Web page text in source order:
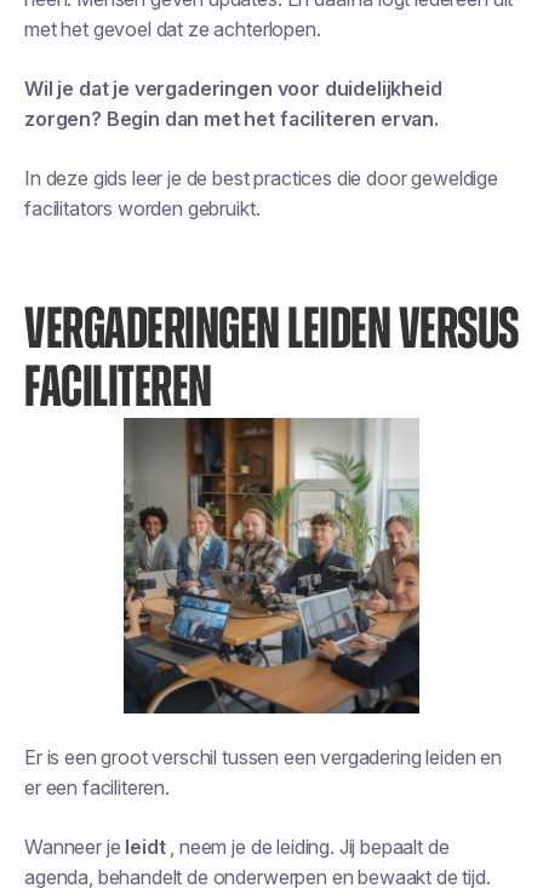
met het gevoel dat ze achterlopen.
Wil je dat je vergaderingen voor duidelijkheid
zorgen? Begin dan met het faciliteren ervan.
In deze gids leer je de best practices die door geweldige
facilitators worden gebruikt.
VERGADERINGEN LEIDEN VERSUS
FACILITEREN
Er is een groot verschil tussen een vergadering leiden en
er een faciliteren.
Wanneer je leidt, neem je de leiding. Jij bepaalt de
agenda, behandelt de onderwerpen en bewaakt de tijd.